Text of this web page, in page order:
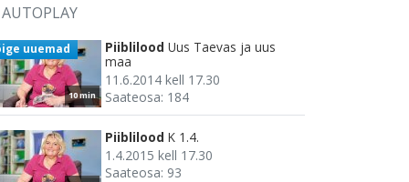
AUTOPLAY
10 min
uuemad Piiblilood Uus Taevas ja uus
maa
11.6.2014 kell 17.30
Saateosa: 184
Piiblilood K 1.4.
1.4.2015 kell 17.30
Saateosa: 93